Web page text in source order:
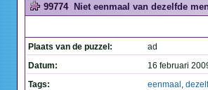
99774 Niet eenmaal van dezelfde
Plaats van de puzzel:
ad
Datum:
16 februari
Tags:
eenmaal ,